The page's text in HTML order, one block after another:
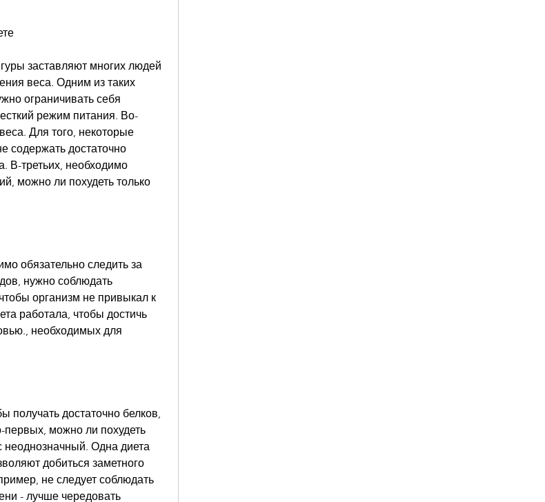
заставляют многих людей
веса. Одним из таких
ограничивать себя
режим питания. Во-
Для того, некоторые
содержать достаточно
В-третьих, необходимо
можно ли похудеть только
обязательно следить за
нужно соблюдать
организм не привыкал к
работала, чтобы достичь
необходимых для
получать достаточно белков,
первых, можно ли похудеть
неоднозначный. Одна диета
добиться заметного
не следует соблюдать
- лучше чередовать